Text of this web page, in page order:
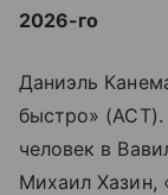
2026-го
Даниэль
быстро»
человек в
Михаил Хазин,